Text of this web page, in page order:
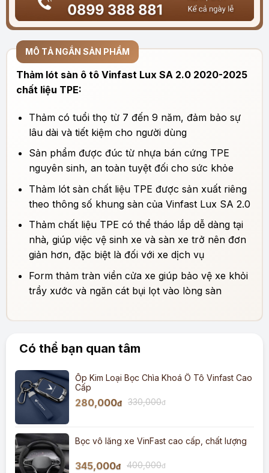
MÔ TẢ NGẮN SẢN PHẨM
Thảm lót sàn ô tô Vinfast Lux SA 2.0 2020-2025
chất liệu TPE:
Thảm có tuổi thọ từ 7 đến 9 năm, đảm bảo sự
lâu dài và tiết kiệm cho người dùng
Sản phẩm được đúc từ nhựa bán cứng TPE
nguyên sinh, an toàn tuyệt đối cho sức khỏe
Thảm lót sàn chất liệu TPE được sản xuất riêng
theo thông số khung sàn của Vinfast Lux SA 2.0
Thảm chất liệu TPE có thể tháo lắp dễ dàng tại
nhà, giúp việc vệ sinh xe và sàn xe trở nên đơn
giản hơn, đặc biệt là đối với xe dịch vụ
Form thảm tràn viền cửa xe giúp bảo vệ xe khỏi
trầy xước và ngăn cát bụi lọt vào lòng sàn
Có thể bạn quan tâm
Ốp Kim Loại Bọc Chìa Khoá Ô Tô Vinfast Cao
Cấp
280,000đ 330,000đ
Bọc vô lăng xe VinFast cao cấp, chất lượng
345,000đ 400,000đ